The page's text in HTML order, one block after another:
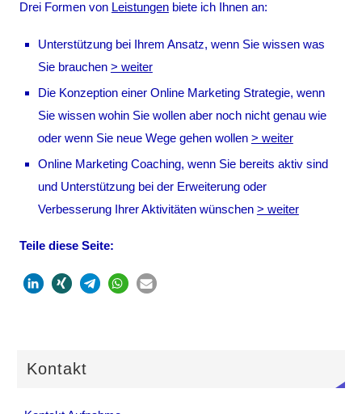
Drei Formen von Leistungenbiete ich Ihnen an:
Unterstützung bei Ihrem Ansatz, wenn Sie wissen was
Sie brauchen > weiter
Die Konzeption einer Online Marketing Strategie, wenn
Sie wissen wohin Sie wollen aber noch nicht genau wie
oder wenn Sie neue Wege gehen wollen > weiter
Online Marketing Coaching, wenn Sie bereits aktiv sind
und Unterstützung bei der Erweiterung oder
Verbesserung Ihrer Aktivitäten wünschen > weiter
Teile diese Seite:
Kontakt